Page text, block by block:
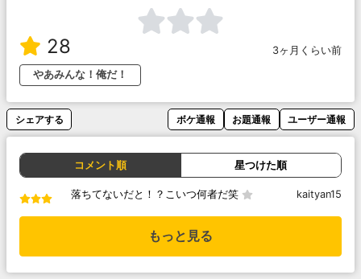
28
3ヶ月くらい前
やあみんな！俺だ！
シェアする ボケ通報 お題通報 ユーザー通報
コメント順 星つけた順
落ちてないだと！？こいつ何者だ笑 kaityan15
もっと見る